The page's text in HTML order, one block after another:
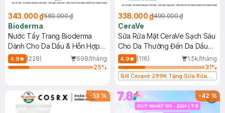
343.000 ₫560.000 ₫
Bioderma
Nước Tẩy Trang Bioderma
Dành Cho Da Dầu & Hỗn Hợp
500ml
4.9 (228)
698/tháng
25%
338.000 ₫490.000 ₫
CeraVe
Sữa Rửa Mặt CeraVe Sạch Sâu
Cho Da Thường Đến Da Dầu
473ml
4.9 (116)
1.5k/tháng
31%
Bill Cerave 299K Tặng Sữa Rửa
-53 % -42%